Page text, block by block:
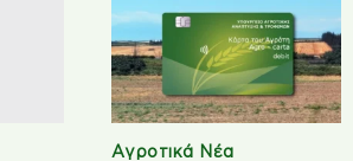
Αγροτικά Νέα